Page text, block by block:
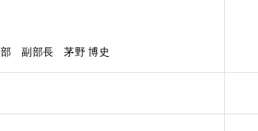
部 副部長 茅野 博史